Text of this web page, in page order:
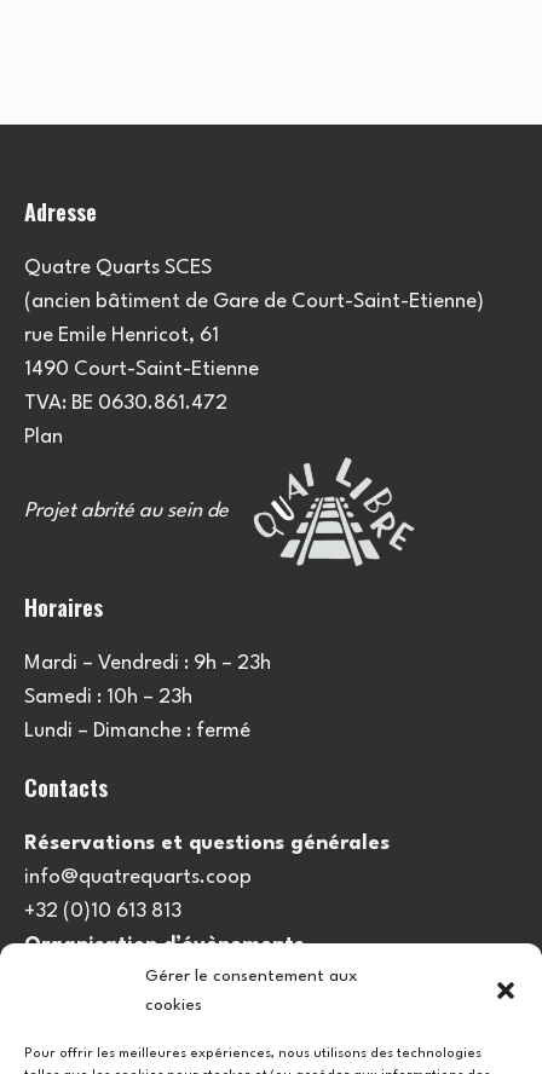
Gérer le consentement aux
cookies
Pour offrir les meilleures expériences, nous utilisons des technologies
Adresse
Quatre Quarts SCES
(ancien bâtiment de Gare de Court-Saint-Etienne)
rue Emile Henricot, 61
1490 Court-Saint-Etienne
TVA: BE 0630.861.472
Plan
Projet abrité au sein de
Horaires
Mardi – Vendredi : 9h – 23h
Samedi : 10h – 23h
Lundi – Dimanche : fermé
Contacts
Réservations et questions générales
info@quatrequarts.coop
+32 (0)10 613 813
Organisation d’évènements
viedulieu@quatrequarts.coop